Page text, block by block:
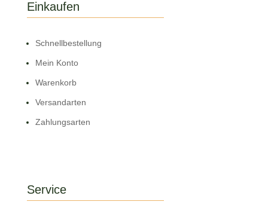
Einkaufen
Schnell­bestellung
Mein Konto
Warenkorb
Versandarten
Zahlungsarten
Service